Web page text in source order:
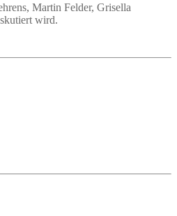
Martin Felder, Grisella
wird.